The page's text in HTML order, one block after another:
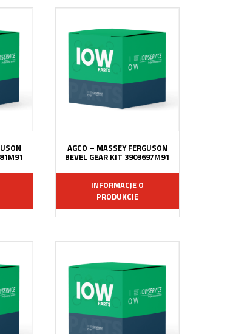
AGCO – MASSEY FERGUSON
BEVEL GEAR KIT 3903697M91
INFORMACJE O
PRODUKCIE